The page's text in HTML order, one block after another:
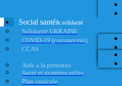
Social santé& solidarité
Solidarité UKRAINE
COVID-19 (coronavirus)
CCAS
Aide à la personne
Santé et numéros utiles
Plan canicule